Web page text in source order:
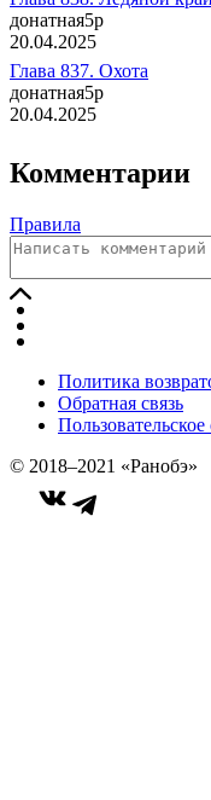
донатная5p
20.04.2025
Глава 837. Охота
донатная5p
20.04.2025
донатная5p
20.04.2025
Глава 835. Они идут
донатная5p
20.04.2025
Комментарии
Правила
Политика
Обратная связь
© 2018–2021 «Ранобэ»